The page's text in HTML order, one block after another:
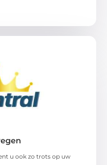
u ook zo trots op uw